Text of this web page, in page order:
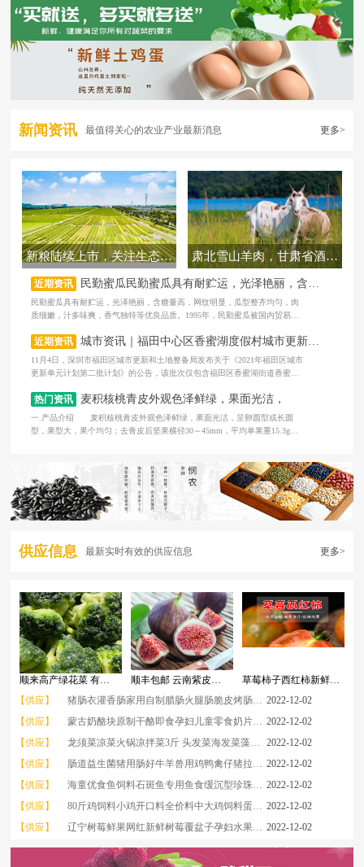
新闻资讯 最值得关心的农业产业最新消息 更多>
新粮陆续上市，关注生态农业 肃北雪山羊肉，甘肃省酒泉市肃北蒙古族自治县特产
近期资讯 民勤蜜瓜民勤蜜瓜具有耐贮运，光泽艳丽，含糖量高，网纹明显，瓜型整齐均匀，肉质细嫩，汁多味爽，
民勤蜜瓜具有耐贮运，光泽艳丽，含糖量高，网纹明显，瓜型整齐均匀，肉
质细嫩，汁多味爽，香气独特等优良品质。1995年，民勤蜜瓜被国内贸易部
近期资讯 城市资讯｜福田中心区香蜜湖度假村城市更新单元计划公告
11月4日，深圳市福田区城市更新和土地整备局发布关于《2021年福田区城市
更新单元计划第二批计划》的公告，该批次仅包含福田区香蜜湖街道香蜜湖
热门资讯 麦积核桃青皮外观色泽鲜绿，果面光洁，
一.产品介绍 麦积核桃青皮外观色泽鲜绿，果面光洁，呈卵圆型或长圆
型，果型大，果个均匀；去青皮后坚果横径30～45mm，平均单果重15.3g，
供应信息 最新实时有效的供应信息 更多>
顺来高产绿花菜 有机散菜花白色花菜加工、销售等 顺丰包邮 云南紫皮无花果鲜果孕妇水果糖包子新鲜现摘
草莓柿子西红柿新鲜自然熟健康孕妇儿童生吃酸甜多汁水果农家番茄
【供应】
猪肠衣灌香肠家用自制腊肠火腿肠脆皮烤肠食品级天然小肠子皮调料 2022-12-02
【供应】
蒙古奶酪块原制干酪即食孕妇儿童零食奶片脱脂无蔗糖手撕奶酪条棒 2022-12-02
【供应】
龙须菜凉菜火锅凉拌菜3斤 头发菜海发菜藻类海藻海草海产品特产
2022-12-02
【供应】
肠道益生菌猪用肠好牛羊兽用鸡鸭禽仔猪拉稀药调理肠胃饲料添加剂 2022-12-02
【供应】
海童优食鱼饲料石斑鱼专用鱼食缓沉型珍珠斑杉虎斑金虎斑鱼粮 2022-12-02
【供应】
80斤鸡饲料小鸡开口料全价料中大鸡饲料蛋鸡芦丁鸡饲料鸡鸭鹅通用 2022-12-02
【供应】
辽宁树莓鲜果网红新鲜树莓覆盆子孕妇水果现摘80-120颗大果顺丰 2022-12-02